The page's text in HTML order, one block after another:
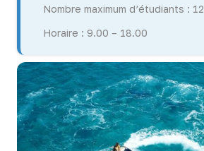
Nombre maximum d’étudiants : 12
Horaire : 9.00 – 18.00